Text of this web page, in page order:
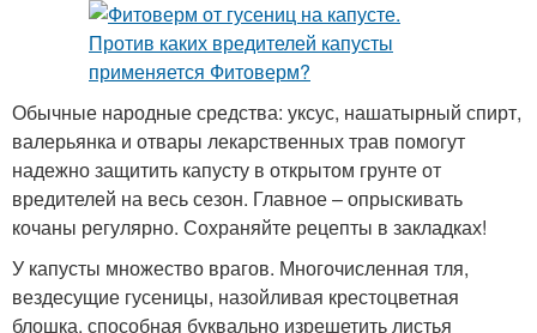
Обычные народные средства: уксус, нашатырный спирт,
валерьянка и отвары лекарственных трав помогут
надежно защитить капусту в открытом грунте от
вредителей на весь сезон. Главное – опрыскивать
кочаны регулярно. Сохраняйте рецепты в закладках!
У капусты множество врагов. Многочисленная тля,
вездесущие гусеницы, назойливая крестоцветная
блошка, способная буквально изрешетить листья